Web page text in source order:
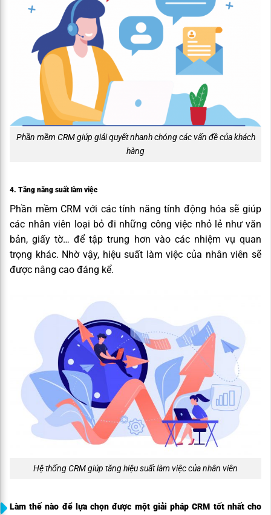
Phần mềm CRM giúp giải quyết nhanh chóng các vấn đề của khách
hàng
4. Tăng năng suất làm việc
Phần mềm CRM với các tính năng tính động hóa sẽ giúp
các nhân viên loại bỏ đi những công việc nhỏ lẻ như văn
bản, giấy tờ… để tập trung hơn vào các nhiệm vụ quan
trọng khác. Nhờ vậy, hiệu suất làm việc của nhân viên sẽ
được nâng cao đáng kể.
Hệ thống CRM giúp tăng hiệu suất làm việc của nhân viên
Làm thế nào để lựa chọn được một giải pháp CRM tốt nhất cho